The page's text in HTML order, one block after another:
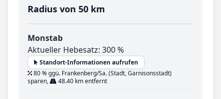
Radius von 50 km
Monstab
Aktueller Hebesatz: 300 %
Standort-Informationen aufrufen
80 % ggü. Frankenberg/Sa. (Stadt, Garnisonsstadt)
sparen,
48.40 km entfernt